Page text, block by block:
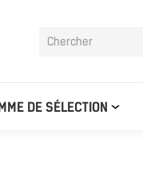
DE SÉLECTION